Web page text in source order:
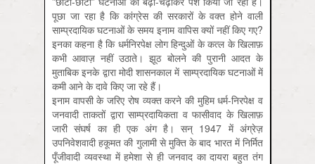
पूछा जा रहा है कि कांग्रेस की सरकारों के वक्त होने वाली
साम्प्रदायिक घटनाओं के समय इनाम वापिस क्यों नहीं किए गए?
इनका कहना है कि धर्मनिरपेक्ष लोग हिन्दुओं के कत्ल के खिलाफ़
कभी आवाज़ नहीं उठाते। झूठ बोलने की पुरानी आदत के
मुताबिक इनके द्वारा मोदी शासनकाल में साम्प्रदायिक घटनाओं में
कमी आने के दावे किए जा रहे हैं।
इनाम वापसी के जरिए रोष व्यक्त करने की मुहिम धर्म-निरपेक्ष व
जनवादी ताकतों द्वारा साम्प्रदायिकता व फासीवाद के खिलाफ़
जारी संघर्ष का ही एक अंग है। सन् 1947 में अंग्रेज़
उपनिवेशवादी हकूमत की गुलामी से मुक्ति के बाद भारत में निर्मित
पूँजीवादी व्यवस्था में हमेशा से ही जनवाद का दायरा बहुत तंग